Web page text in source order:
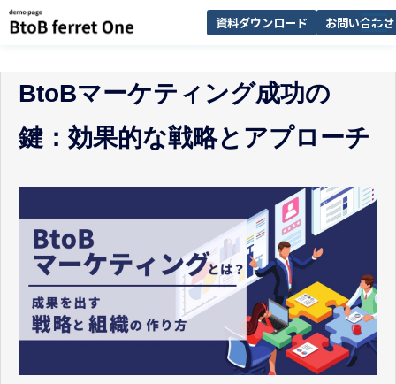
資料ダウンロード お問い合わせ
選ばれる理由
解決できる課題
お知らせ
BtoBマーケティング成功の
鍵：効果的な戦略とアプローチ